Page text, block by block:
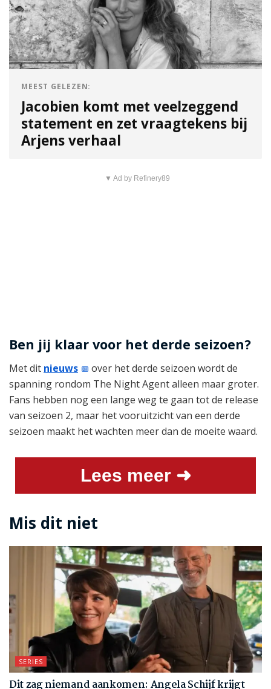
MEEST GELEZEN:
Jacobien komt met veelzeggend
statement en zet vraagtekens bij
Arjens verhaal
▼ Ad by Refinery89
Ben jij klaar voor het derde seizoen?
Met dit nieuws
over het derde seizoen wordt de
spanning rondom The Night Agent alleen maar groter.
Fans hebben nog een lange weg te gaan tot de release
van seizoen 2, maar het vooruitzicht van een derde
seizoen maakt het wachten meer dan de moeite waard.
Lees meer ➜
Mis dit niet
SERIES
Dit zag niemand aankomen: Angela Schijf krijgt